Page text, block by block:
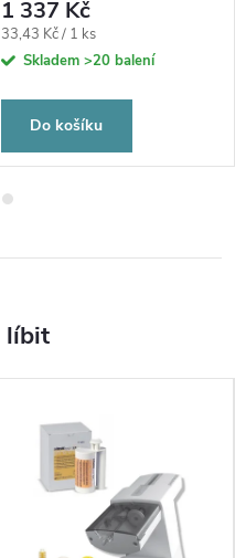
1 337 Kč
Měrná
cena:
33,43 Kč / 1 ks
Skladem >20 balení
Do košíku